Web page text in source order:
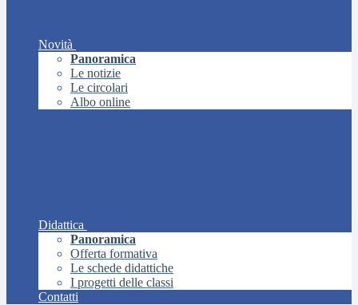
Novità
Panoramica
Le notizie
Le circolari
Albo online
Didattica
Panoramica
Offerta formativa
Le schede didattiche
I progetti delle classi
Contatti